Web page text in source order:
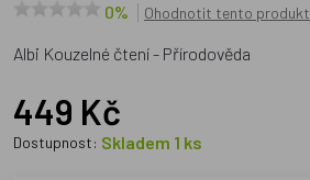
0% Ohodnotit tento produkt
Albi Kouzelné čtení - Přírodověda
449 Kč
Dostupnost: Skladem 1 ks